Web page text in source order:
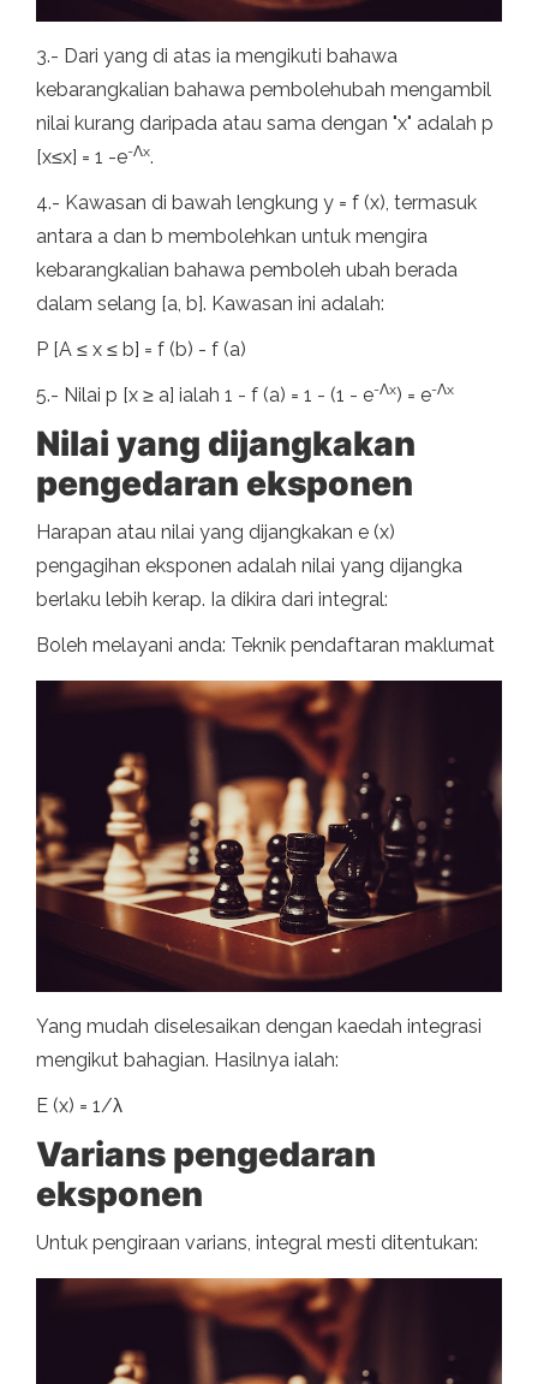
3.- Dari yang di atas ia mengikuti bahawa
kebarangkalian bahawa pembolehubah mengambil
nilai kurang daripada atau sama dengan "x" adalah p
[x≤x] = 1 -e-Λx.
4.- Kawasan di bawah lengkung y = f (x), termasuk
antara a dan b membolehkan untuk mengira
kebarangkalian bahawa pemboleh ubah berada
dalam selang [a, b]. Kawasan ini adalah:
P [A ≤ x ≤ b] = f (b) - f (a)
5.- Nilai p [x ≥ a] ialah 1 - f (a) = 1 - (1 - e-Λx) = e-Λx
Nilai yang dijangkakan
pengedaran eksponen
Harapan atau nilai yang dijangkakan e (x)
pengagihan eksponen adalah nilai yang dijangka
berlaku lebih kerap. Ia dikira dari integral:
Boleh melayani anda: Teknik pendaftaran maklumat
Yang mudah diselesaikan dengan kaedah integrasi
mengikut bahagian. Hasilnya ialah:
E (x) = 1/λ
Varians pengedaran
eksponen
Untuk pengiraan varians, integral mesti ditentukan: